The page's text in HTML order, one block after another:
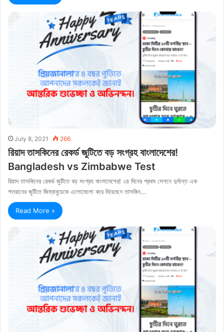
July 8, 2021 266
রিয়াদ তাসকিনের রেকর্ড জুটিতে বড় সংগ্রহ বাংলাদেশের!
Bangladesh vs Zimbabwe Test
রিয়াদ তাসকিনের রেকর্ড জুটিতে বড় সংগ্রহ বাংলাদেশের! ২য় দিনের প্রথম সেশনে দুর্দান্ত এক
শতরানের জুটিতে জিম্বাবুয়েকে এলোমেলো করে দিয়েছেন তাসকিন…
Read More »